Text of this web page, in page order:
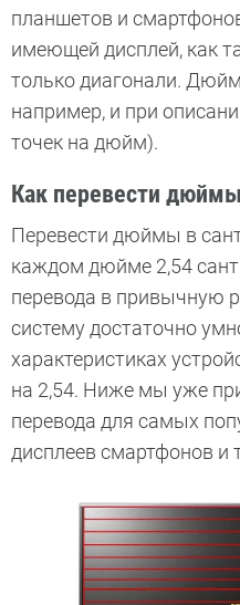
планшетов и
имеющей дисплей, как
только диагонали.
например, и при
точек на дюйм).
Как перевести
Перевести дюймы в
каждом дюйме 2,54
перевода в привычную
систему достаточно
характеристиках
на 2,54. Ниже мы уже
перевода для самых
дисплеев смартфонов и